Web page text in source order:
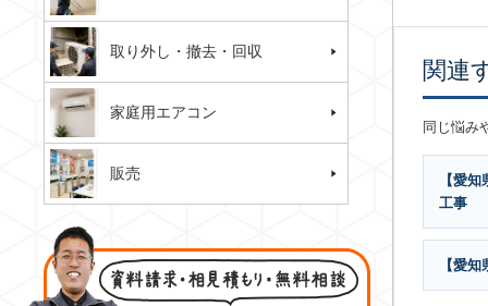
関連
同じ悩み
【愛
工事
【愛
取り外し・撤去・回収
家庭用エアコン
販売